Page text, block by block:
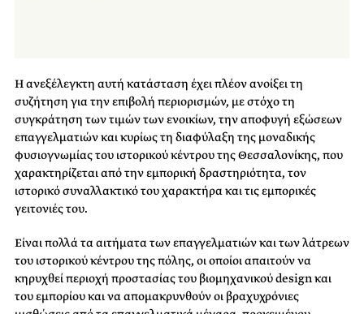
Η ανεξέλεγκτη αυτή κατάσταση έχει πλέον ανοίξει τη
συζήτηση για την επιβολή περιορισμών, με στόχο τη
συγκράτηση των τιμών των ενοικίων, την αποφυγή εξώσεων
επαγγελματιών και κυρίως τη διαφύλαξη της μοναδικής
φυσιογνωμίας του ιστορικού κέντρου της Θεσσαλονίκης, που
χαρακτηρίζεται από την εμπορική δραστηριότητα, τον
ιστορικό συναλλακτικό του χαρακτήρα και τις εμπορικές
γειτονιές του.
Είναι πολλά τα αιτήματα των επαγγελματιών και των λάτρεων
του ιστορικού κέντρου της πόλης, οι οποίοι απαιτούν να
κηρυχθεί περιοχή προστασίας του βιομηχανικού design και
του εμπορίου και να απομακρυνθούν οι βραχυχρόνιες